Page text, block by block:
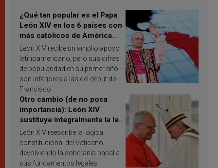
¿Qué tan popular es el Papa
León XIV en los 6 países con
más católicos de América
Latina en 2026? Publican
resultados de investigación
León XIV recibe un amplio apoyo
latinoamericano, pero sus cifras
de popularidad en su primer año
son inferiores a las del debut de
Francisco
Otro cambio (de no poca
importancia): León XIV
sustituye integralmente la ley
vaticana de Papa Francisco
León XIV reescribe la lógica
constitucional del Vaticano,
devolviendo la soberanía papal a
sus fundamentos legales